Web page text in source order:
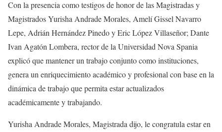
Con la presencia como testigos de honor de las Magistradas y
Magistrados Yurisha Andrade Morales, Amelí Gissel Navarro
Lepe, Adrián Hernández Pinedo y Eric López Villaseñor; Dante
Ivan Agatón Lombera, rector de la Universidad Nova Spania
explicó que mantener un trabajo conjunto como instituciones,
genera un enriquecimiento académico y profesional con base en la
dinámica de trabajo que permita estar actualizados
académicamente y trabajando.
Yurisha Andrade Morales, Magistrada dijo, le congratula estar en